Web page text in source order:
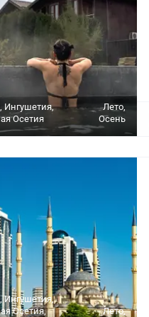
Ингушетия,
Осетия
Лето,
Осень
Ингушетия,
Осетия,
Лето,